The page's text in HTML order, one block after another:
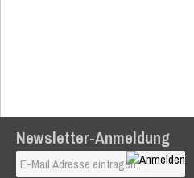
Newsletter-Anmeldung